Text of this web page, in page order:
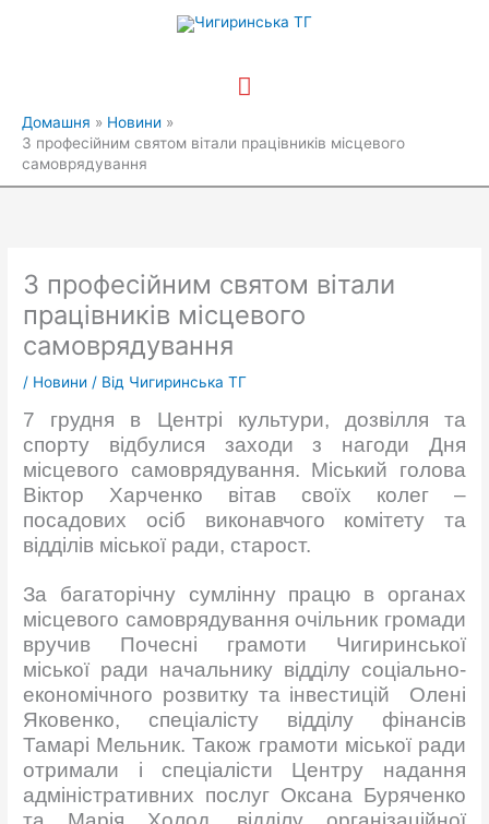
Головне
меню
Домашня
Новини
З професійним святом вітали працівників місцевого
самоврядування
З професійним святом вітали
працівників місцевого
самоврядування
/ Новини / Від Чигиринська ТГ
7 грудня в Центрі культури, дозвілля та
спорту відбулися заходи з нагоди Дня
місцевого самоврядування. Міський голова
Віктор Харченко вітав своїх колег –
посадових осіб виконавчого комітету та
відділів міської ради, старост.
За багаторічну сумлінну працю в органах
місцевого самоврядування очільник громади
вручив Почесні грамоти Чигиринської
міської ради начальнику відділу соціально-
економічного розвитку та інвестицій Олені
Яковенко, спеціалісту відділу фінансів
Тамарі Мельник. Також грамоти міської ради
отримали і спеціалісти Центру надання
адміністративних послуг Оксана Буряченко